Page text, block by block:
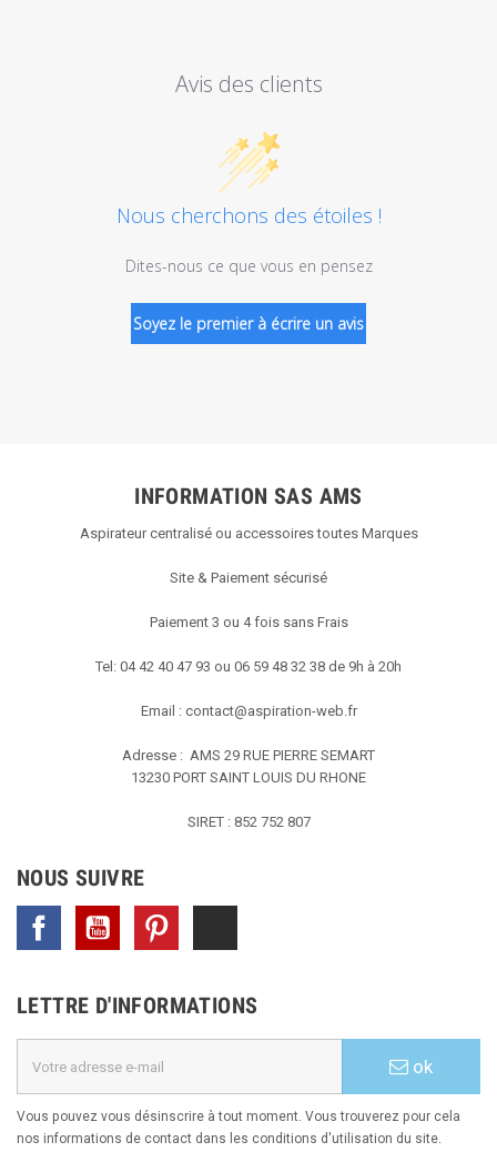
Avis des clients
Nous cherchons des étoiles !
Dites-nous ce que vous en pensez
Soyez le premier à écrire un avis
INFORMATION SAS AMS
Aspirateur centralisé ou accessoires toutes Marques
Site & Paiement sécurisé
Paiement 3 ou 4 fois sans Frais
Tel: 04 42 40 47 93 ou 06 59 48 32 38 de 9h à 20h
Email : contact@aspiration-web.fr
Adresse : AMS 29 RUE PIERRE SEMART
13230 PORT SAINT LOUIS DU RHONE
SIRET : 852 752 807
NOUS SUIVRE
Facebook YouTube
LETTRE D'INFORMATIONS
ok
Vous pouvez vous désinscrire à tout moment. Vous trouverez pour cela
nos informations de contact dans les conditions d'utilisation du site.